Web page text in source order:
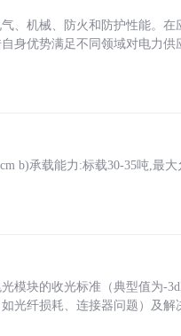
、机械、防火和防护性能。在
身优势满足不同领域对电力供
b)承载能力:标载30-35吨,最大
模块的收光标准（典型值为-
光纤损耗、连接器问题）及解